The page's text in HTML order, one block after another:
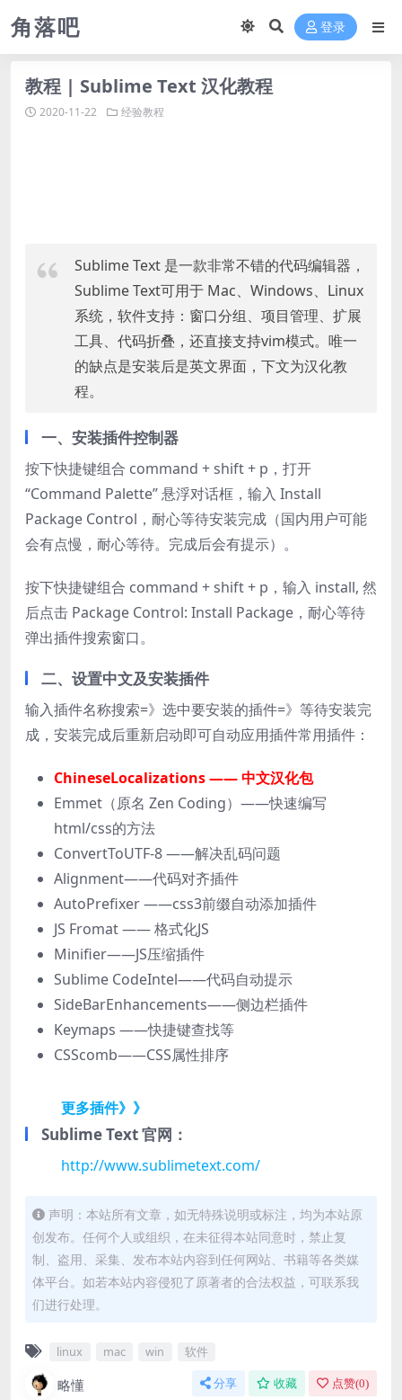
角落吧 登录
教程 | Sublime Text 汉化教程
2020-11-22 经验教程
Sublime Text 是一款非常不错的代码编辑器，
Sublime Text可用于 Mac、Windows、Linux
系统，软件支持：窗口分组、项目管理、扩展
工具、代码折叠，还直接支持vim模式。唯一
的缺点是安装后是英文界面，下文为汉化教
程。
一、安装插件控制器
按下快捷键组合 command + shift + p，打开
“Command Palette” 悬浮对话框，输入 Install
Package Control，耐心等待安装完成（国内用户可能
会有点慢，耐心等待。完成后会有提示）。
按下快捷键组合 command + shift + p，输入 install, 然
后点击 Package Control: Install Package，耐心等待
弹出插件搜索窗口。
二、设置中文及安装插件
输入插件名称搜索=》选中要安装的插件=》等待安装完
成，安装完成后重新启动即可自动应用插件常用插件：
ChineseLocalizations —— 中文汉化包
Emmet（原名 Zen Coding）——快速编写
html/css的方法
ConvertToUTF-8 ——解决乱码问题
Alignment——代码对齐插件
AutoPrefixer ——css3前缀自动添加插件
JS Fromat —— 格式化JS
Minifier——JS压缩插件
Sublime CodeIntel——代码自动提示
SideBarEnhancements——侧边栏插件
Keymaps ——快捷键查找等
CSScomb——CSS属性排序
更多插件》》
Sublime Text 官网：
http://www.sublimetext.com/
声明：本站所有文章，如无特殊说明或标注，均为本站原
创发布。任何个人或组织，在未征得本站同意时，禁止复
制、盗用、采集、发布本站内容到任何网站、书籍等各类媒
体平台。如若本站内容侵犯了原著者的合法权益，可联系我
们进行处理。
linux mac win 软件
略懂 分享 收藏 点赞(0)